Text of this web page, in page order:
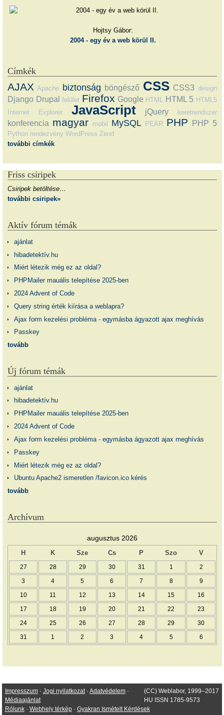
Hojtsy Gábor:
2004 - egy év a web körül II.
Címkék
AJAX Apache biztonság böngésző CSS CSS3 design
Django Drupal felület Firefox Google HTML HTML 5 HTML5
Internet Explorer
JavaScript jQuery keretrendszer
konferencia magyar mobil MySQL PEAR PHP PHP 5
Python rendezvény WordPress Zend
további címkék
Friss csiripek
Csiripek betöltése…
további csiripek»
Aktív fórum témák
ajánlat
hibadetektív.hu
Miért létezik még ez az oldal?
PHPMailer mauális telepítése 2025-ben
2024 Advent of Code
Query string érték kiírása a weblapra?
Ajax form kezelési probléma - egymásba ágyazott ajax meghívás
Passkey
tovább
Új fórum témák
ajánlat
hibadetektív.hu
PHPMailer mauális telepítése 2025-ben
2024 Advent of Code
Ajax form kezelési probléma - egymásba ágyazott ajax meghívás
Passkey
Miért létezik még ez az oldal?
Ubuntu Apache2 ismeretlen /favicon.ico kérés
tovább
Archívum
augusztus 2026
H K Sze Cs P Szo V
27 28 29 30 31 1 2
3 4 5 6 7 8 9
10 11 12 13 14 15 16
17 18 19 20 21 22 23
24 25 26 27 28 29 30
31 1 2 3 4 5 6
(CC) Weblabor, 1999–2017
HU ISSN 1785-9573
Impresszum· Jogi nyilatkozat· Adatvédelem·
Médiaajánlat
Rólunk· Webhely térkép· Gyakran Ismételt Kérdések